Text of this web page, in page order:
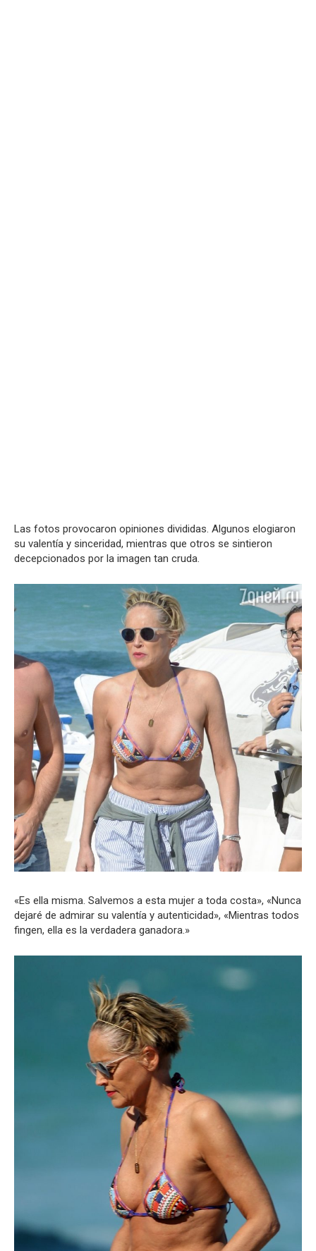
Las fotos provocaron opiniones divididas. Algunos elogiaron
su valentía y sinceridad, mientras que otros se sintieron
decepcionados por la imagen tan cruda.
«Es ella misma. Salvemos a esta mujer a toda costa», «Nunca
dejaré de admirar su valentía y autenticidad», «Mientras todos
fingen, ella es la verdadera ganadora.»